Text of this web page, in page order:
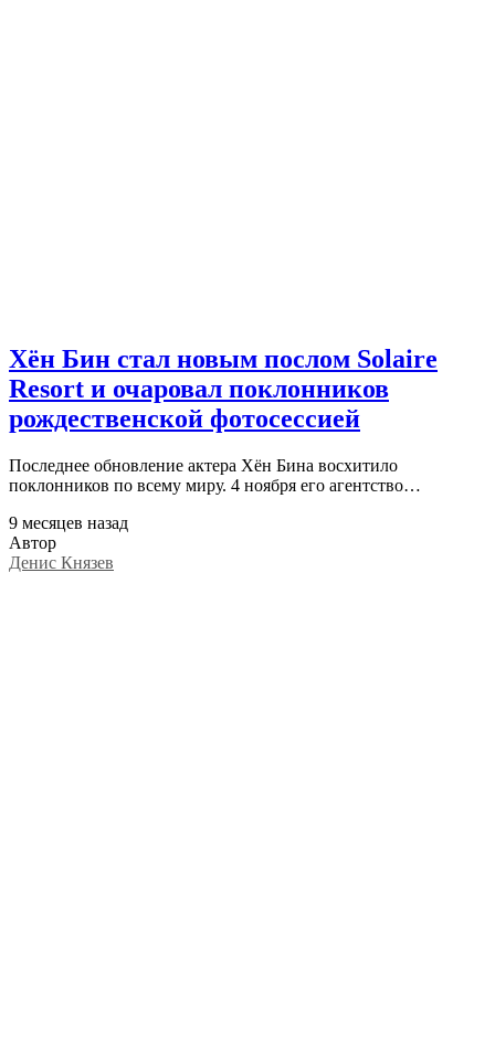
Хён Бин стал новым послом Solaire
Resort и очаровал поклонников
рождественской фотосессией
Последнее обновление актера Хён Бина восхитило
поклонников по всему миру. 4 ноября его агентство…
9 месяцев назад
Автор
Денис Князев